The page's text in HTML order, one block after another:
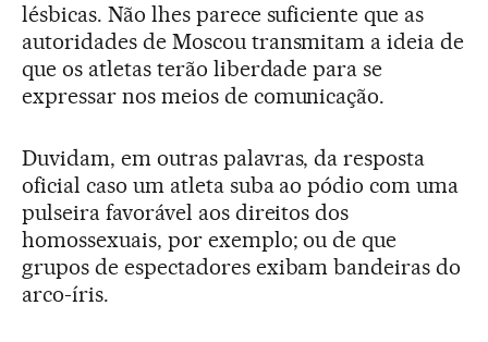
lésbicas. Não lhes parece suficiente que as
autoridades de Moscou transmitam a ideia de
que os atletas terão liberdade para se
expressar nos meios de comunicação.
Duvidam, em outras palavras, da resposta
oficial caso um atleta suba ao pódio com uma
pulseira favorável aos direitos dos
homossexuais, por exemplo; ou de que
grupos de espectadores exibam bandeiras do
arco-íris.